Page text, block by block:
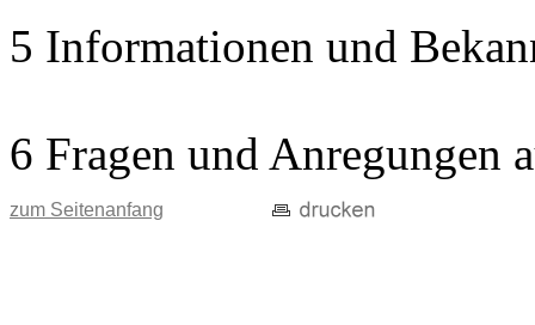
5 Informationen und
6 Fragen und Anregungen
zum Seitenanfang